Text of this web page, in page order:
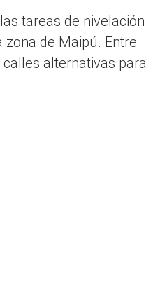
tareas de nivelación
zona de Maipú. Entre
alternativas para